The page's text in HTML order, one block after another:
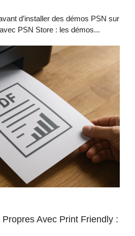
d’installer des démos PSN sur
PSN Store : les démos...
Avec Print Friendly :